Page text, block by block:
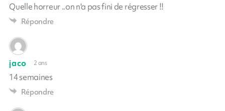
Quelle horreur ..on n'a pas fini de régresser !!
Répondre
jaco 2 ans
14 semaines
Répondre